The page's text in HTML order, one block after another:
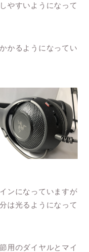
やすいようになって
かるようになってい
ンになっていますが
は光るようになって
用のダイヤルとマイ